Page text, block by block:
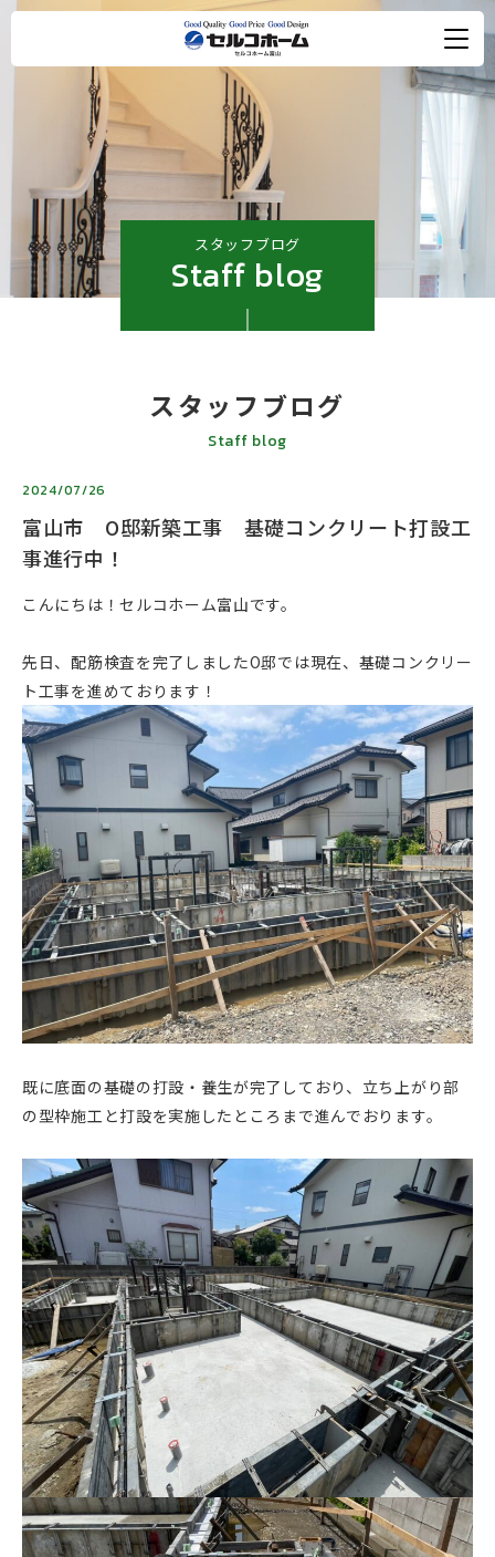
スタッフブログ
Staff blog
スタッフブログ
Staff blog
2024/07/26
富山市 O邸新築工事 基礎コンクリート打設工
事進行中！
こんにちは！セルコホーム富山です。
先日、配筋検査を完了しましたO邸では現在、基礎コンクリー
ト工事を進めております！
既に底面の基礎の打設・養生が完了しており、立ち上がり部
の型枠施工と打設を実施したところまで進んでおります。